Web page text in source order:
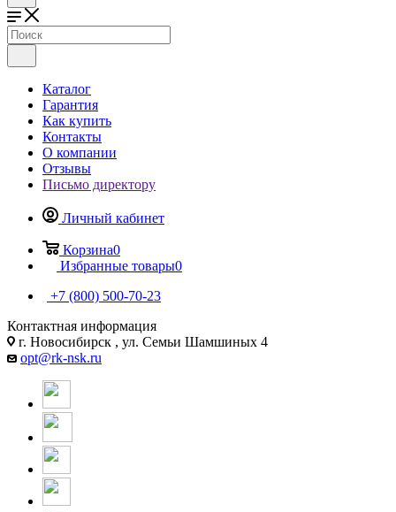
Каталог
Гарантия
Как купить
Контакты
О компании
Отзывы
Письмо директору
Личный кабинет
Корзина0
Избранные товары0
+7 (800) 500-70-23
Контактная информация
г. Новосибирск , ул. Семьи Шамшиных 4
opt@rk-nsk.ru